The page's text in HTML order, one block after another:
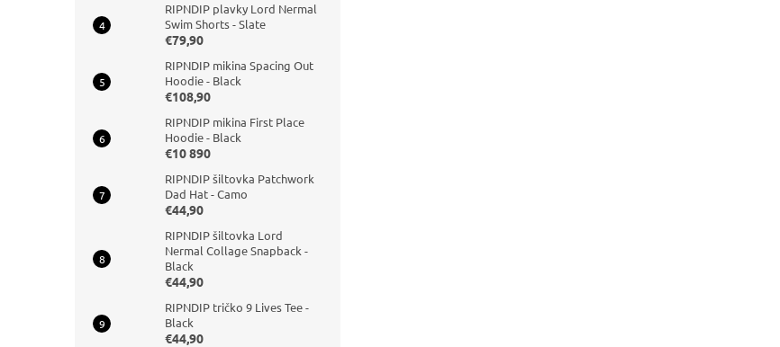
RIPNDIP plavky Lord Nermal
Swim Shorts - Slate
€79,90
RIPNDIP mikina Spacing Out
Hoodie - Black
€108,90
RIPNDIP mikina First Place
Hoodie - Black
€10 890
RIPNDIP šiltovka Patchwork
Dad Hat - Camo
€44,90
RIPNDIP šiltovka Lord
Nermal Collage Snapback -
Black
€44,90
RIPNDIP tričko 9 Lives Tee -
Black
€44,90